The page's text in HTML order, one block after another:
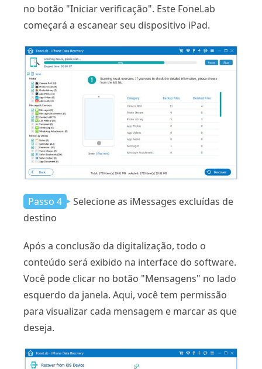
no botão "Iniciar verificação". Este FoneLab
começará a escanear seu dispositivo iPad.
Passo 4
Selecione as iMessages excluídas de
destino
Após a conclusão da digitalização, todo o
conteúdo será exibido na interface do software.
Você pode clicar no botão "Mensagens" no lado
esquerdo da janela. Aqui, você tem permissão
para visualizar cada mensagem e marcar as que
deseja.